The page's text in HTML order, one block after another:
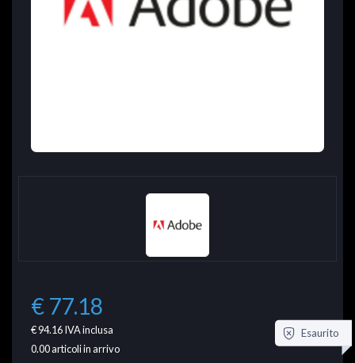
€ 77.18
€ 94.16IVA inclusa
0.00articoli in arrivo
Esaurito